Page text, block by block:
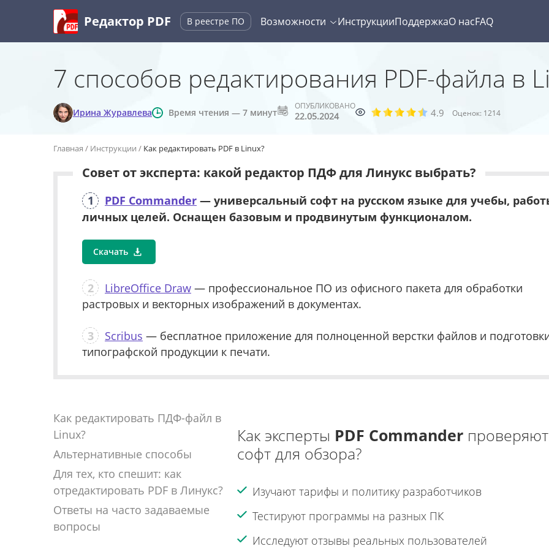
Редактор PDF В реестре ПО Возможности ИнструкцииПоддержкаО насFAQ
7 способов редактирования PDF-файла в
Ирина Журавлева Время чтения — 7 минут
ОПУБЛИКОВАНО
22.05.2024 4.9 Оценок: 1214
Главная Инструкции Как редактировать PDF в Linux?
Совет от эксперта: какой редактор ПДФ для Линукс выбрать?
1 PDF Commander — универсальный софт на русском языке для учебы,
личных целей. Оснащен базовым и продвинутым функционалом.
Скачать
2 LibreOffice Draw — профессиональное ПО из офисного пакета для обработки
растровых и векторных изображений в документах.
3 Scribus — бесплатное приложение для полноценной верстки файлов и
типографской продукции к печати.
Как редактировать ПДФ-файл в
Linux?
Альтернативные способы
Для тех, кто спешит: как
отредактировать PDF в Линукс?
Ответы на часто задаваемые
вопросы
Как эксперты PDF Commander проверяют
софт для обзора?
Изучают тарифы и политику разработчиков
Тестируют программы на разных ПК
Исследуют отзывы реальных пользователей